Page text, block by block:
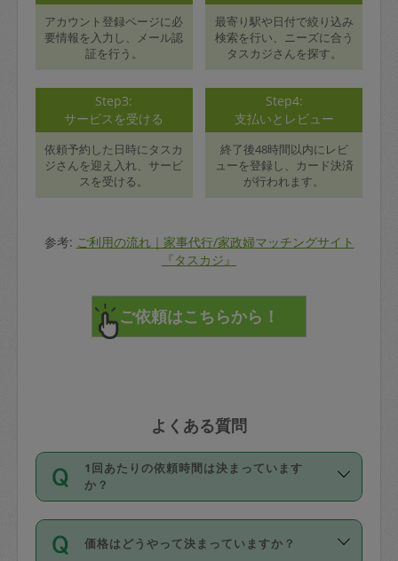
アカウント登録ページに必
要情報を入力し、メール認
証を行う。
最寄り駅や日付で絞り込み
検索を行い、ニーズに合う
タスカジさんを探す。
Step3:
サービスを受ける
依頼予約した日時にタスカ
ジさんを迎え入れ、サービ
スを受ける。
Step4:
支払いとレビュー
終了後48時間以内にレビ
ューを登録し、カード決済
が行われます。
参考: ご利用の流れ｜家事代行/家政婦マッチングサイト
『タスカジ』
よくある質問
1回あたりの依頼時間は決まっています
か？
依頼1回につき3時間固定です。3時間を
超えて依頼したい場合は、延長機能をご
価格はどうやって決まっていますか？